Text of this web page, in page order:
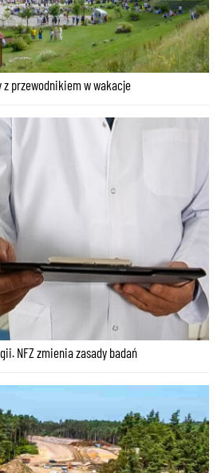
z przewodnikiem w wakacje
NFZ zmienia zasady badań